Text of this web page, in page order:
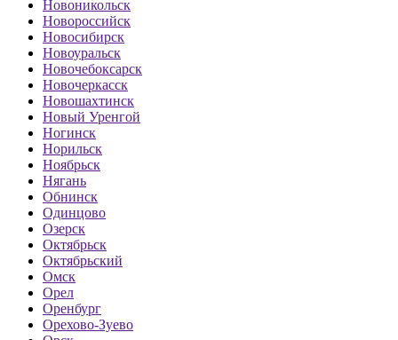
Новоникольск
Новороссийск
Новосибирск
Новоуральск
Новочебоксарск
Новочеркасск
Новошахтинск
Новый Уренгой
Ногинск
Норильск
Ноябрьск
Нягань
Обнинск
Одинцово
Озерск
Октябрьск
Октябрьский
Омск
Орел
Оренбург
Орехово-Зуево